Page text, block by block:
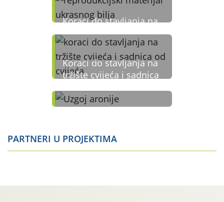
Koraci do stavljanja na
tržište reprodukcijskog
materijala ukrasnog
bilja
Koraci do stavljanja na
tržište cvijeća i sadnica
PARTNERI U PROJEKTIMA